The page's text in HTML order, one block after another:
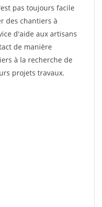
pas toujours facile
des chantiers à
d'aide aux artisans
de manière
à la recherche de
projets travaux.